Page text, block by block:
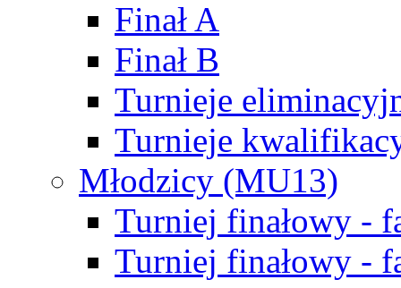
Finał A
Finał B
Turnieje
Turnieje
Młodzicy (MU13)
Turniej finałowy -
Turniej finałowy -